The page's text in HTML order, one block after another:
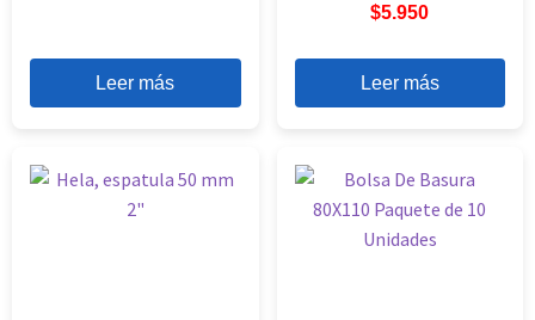
Leer más
$5.950
Leer más